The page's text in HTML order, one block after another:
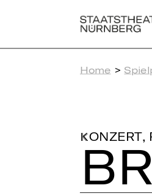
Home >
KONZERT,